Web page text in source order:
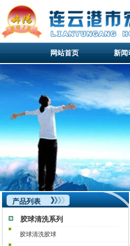
网站首页
网站首页
网站首页
新闻
新闻
产品列表
胶球清洗系列
胶球清洗胶球